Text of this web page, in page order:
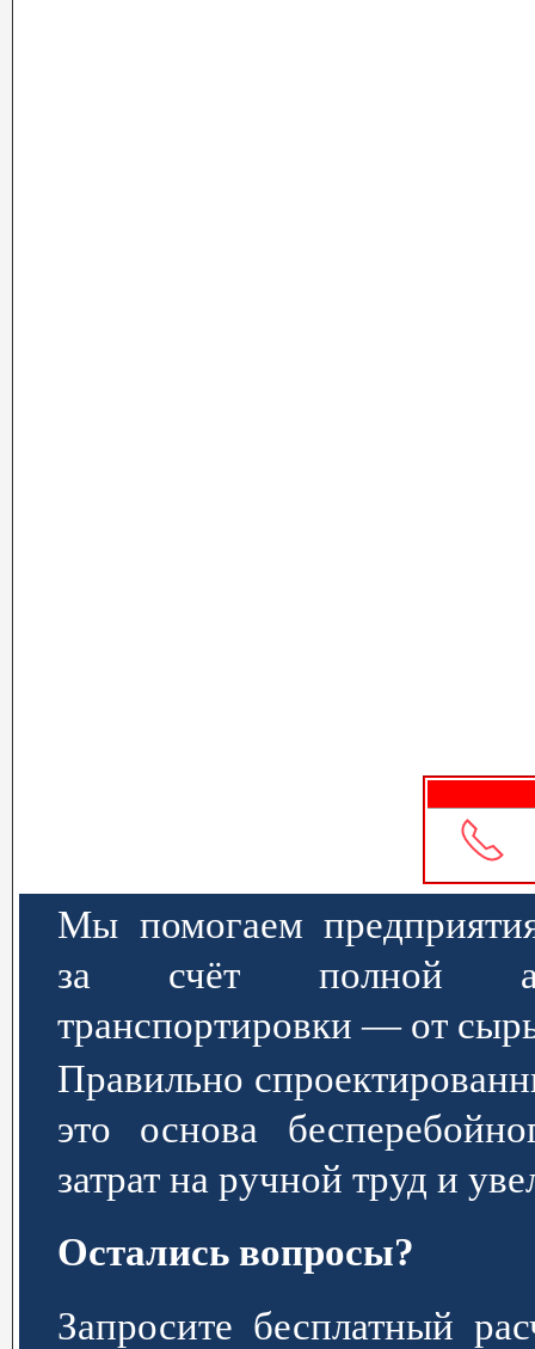
Мы помогаем
за счёт полной
транспортировки — от
Правильно
это основа
затрат на ручной труд и
Остались вопросы?
Запросите бесплатный